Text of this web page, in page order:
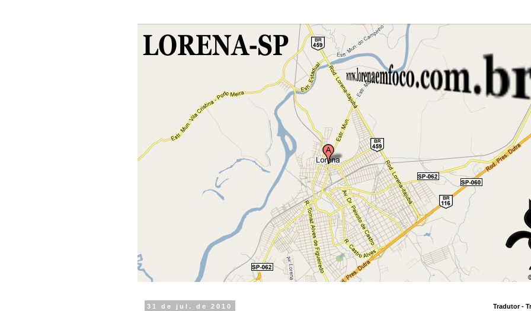
31 de jul. de 2010 Tradutor -